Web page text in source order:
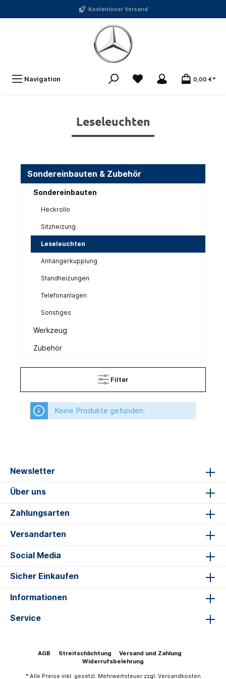
Kostenloser Versand
Navigation 0,00 €*
Leseleuchten
Sondereinbauten & Zubehör
Sondereinbauten
Heckrollo
Sitzheizung
Leseleuchten
Anhängerkupplung
Standheizungen
Telefonanlagen
Sonstiges
Werkzeug
Zubehör
Filter
Keine Produkte gefunden.
Newsletter
Über uns
Zahlungsarten
Versandarten
Social Media
Sicher Einkaufen
Informationen
Service
AGB Streitschlichtung
Versand und Zahlung
Widerrufsbelehrung
* Alle Preise inkl. gesetzl. Mehrwertsteuer zzgl. Versandkosten